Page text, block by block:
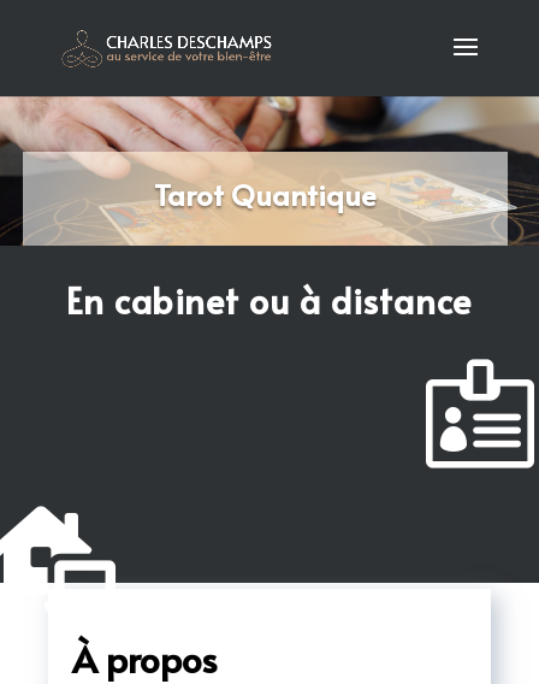
Tarot Quantique
En cabinet ou à distance

À propos